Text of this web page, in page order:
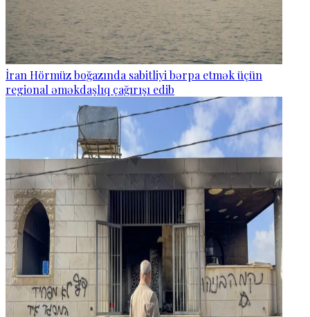
İran Hörmüz boğazında sabitliyi bərpa etmək üçün
regional əməkdaşlıq çağırışı edib